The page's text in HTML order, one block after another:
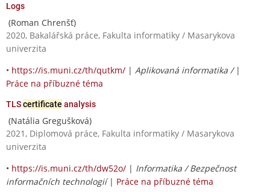
Logs
(Roman Chrenšť)
2020, Bakalářská práce, Fakulta informatiky / Masarykova
univerzita
• https://is.muni.cz/th/qutkm/ | Aplikovaná informatika / |
Práce na příbuzné téma
TLScertificate analysis
(Natália Gregušková)
2021, Diplomová práce, Fakulta informatiky / Masarykova
univerzita
• https://is.muni.cz/th/dw52o/ | Informatika / Bezpečnost
informačních technologií| Práce na příbuzné téma